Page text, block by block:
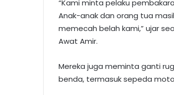
“Kami minta pelaku
Anak-anak dan orang tua
memecah belah kami,” ujar
Awat Amir.
Mereka juga meminta ganti
benda, termasuk sepeda